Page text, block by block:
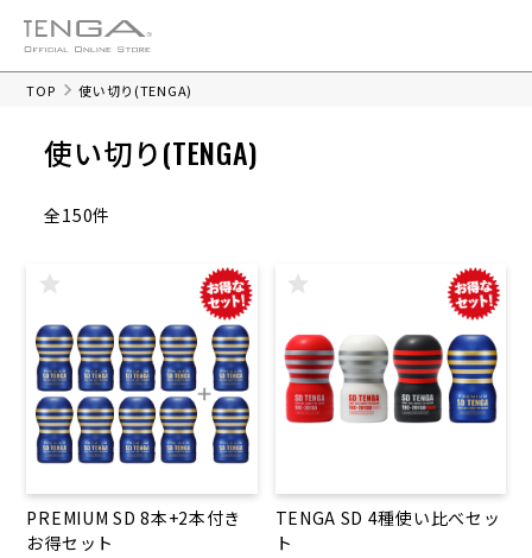
TOP 使い切り(TENGA)
使い切り(TENGA)
全150件
PREMIUM SD 8本+2本付き
お得セット
TENGA SD 4種使い比べセッ
ト